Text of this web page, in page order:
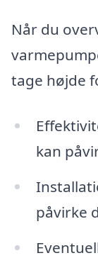
Når du
tage højde
kan
påvirke